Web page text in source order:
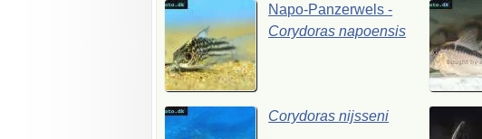
Napo-Panzerwels-
Corydorasnapoensis
Corydorasnijsseni